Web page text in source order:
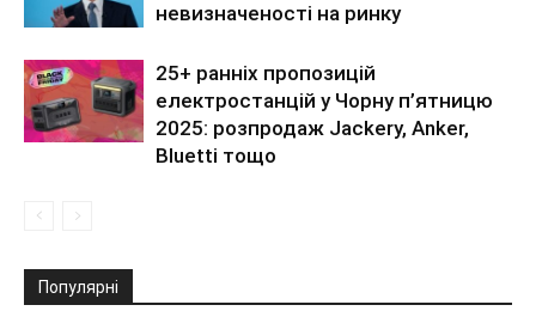
невизначеності на ринку
25+ ранніх пропозицій
електростанцій у Чорну п’ятницю
2025: розпродаж Jackery, Anker,
Bluetti тощо
Популярні